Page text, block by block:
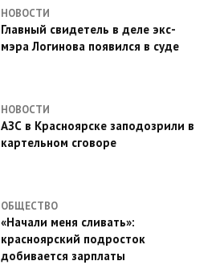
НОВОСТИ
Главный свидетель в деле экс-
мэра Логинова появился в суде
НОВОСТИ
АЗС в Красноярске заподозрили в
картельном сговоре
ОБЩЕСТВО
«Начали меня сливать»:
красноярский подросток
добивается зарплаты